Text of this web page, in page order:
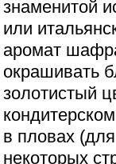
знаменитой
или
аромат
окрашивать
золотистый
в пловах
некоторых